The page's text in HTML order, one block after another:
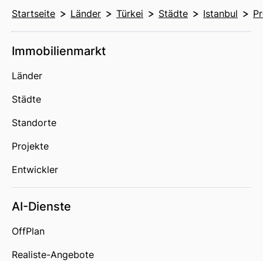
Startseite Länder Türkei Städte Istanbul
Immobilienmarkt
Länder
Städte
Standorte
Projekte
Entwickler
AI-Dienste
OffPlan
Realiste-Angebote